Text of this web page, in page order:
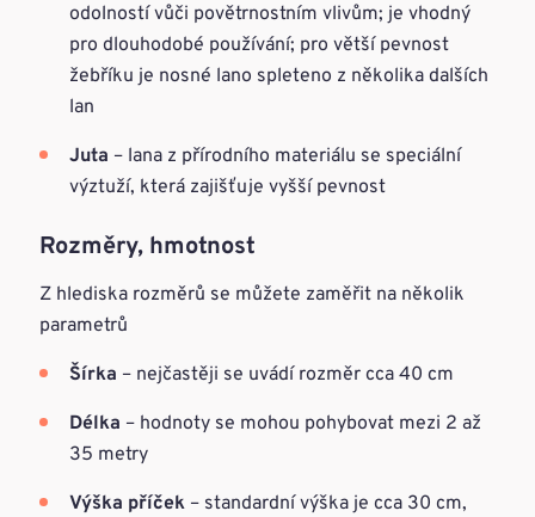
odolností vůči povětrnostním vlivům; je vhodný
pro dlouhodobé používání; pro větší pevnost
žebříku je nosné lano spleteno z několika dalších
lan
Juta – lana z přírodního materiálu se speciální
výztuží, která zajišťuje vyšší pevnost
Rozměry, hmotnost
Z hlediska rozměrů se můžete zaměřit na několik
parametrů
Šírka – nejčastěji se uvádí rozměr cca 40 cm
Délka – hodnoty se mohou pohybovat mezi 2 až
35 metry
Výška příček – standardní výška je cca 30 cm,